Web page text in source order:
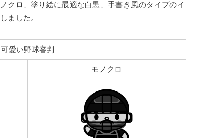
クロ、塗り絵に最適な白黒、手書き風のタイプのイ
ました。
可愛い野球審判
モノクロ